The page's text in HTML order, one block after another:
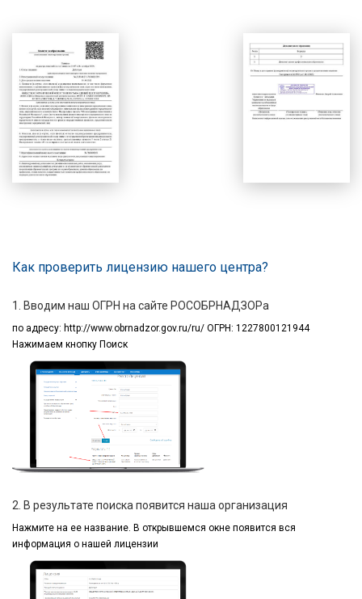
Как проверить лицензию нашего центра?
1. Вводим наш ОГРН на сайте РОСОБРНАДЗОРа
по адресу: http://www.obrnadzor.gov.ru/ru/ ОГРН: 1227800121944
Нажимаем кнопку Поиск
2. В результате поиска появится наша организация
Нажмите на ее название. В открывшемся окне появится вся
информация о нашей лицензии